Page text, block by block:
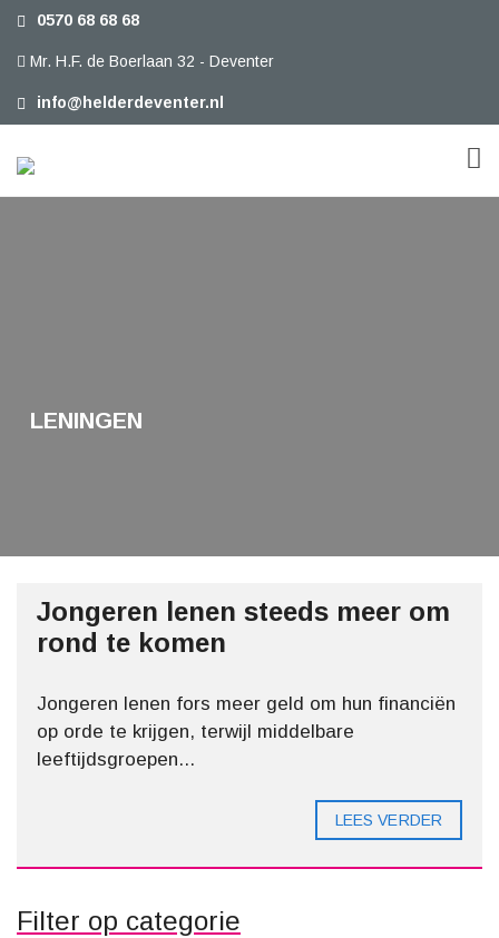
0570 68 68 68
Mr. H.F. de Boerlaan 32 - Deventer
info@helderdeventer.nl
LENINGEN
Jongeren lenen steeds meer om
rond te komen
Jongeren lenen fors meer geld om hun financiën
op orde te krijgen, terwijl middelbare
leeftijdsgroepen...
LEES VERDER
Filter op categorie